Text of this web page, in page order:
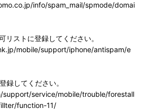
info/spam_mail/spmode/domai
ストに登録してください。
mobile/support/iphone/antispam/e
してください。
support/service/mobile/trouble/forestall
function-11/